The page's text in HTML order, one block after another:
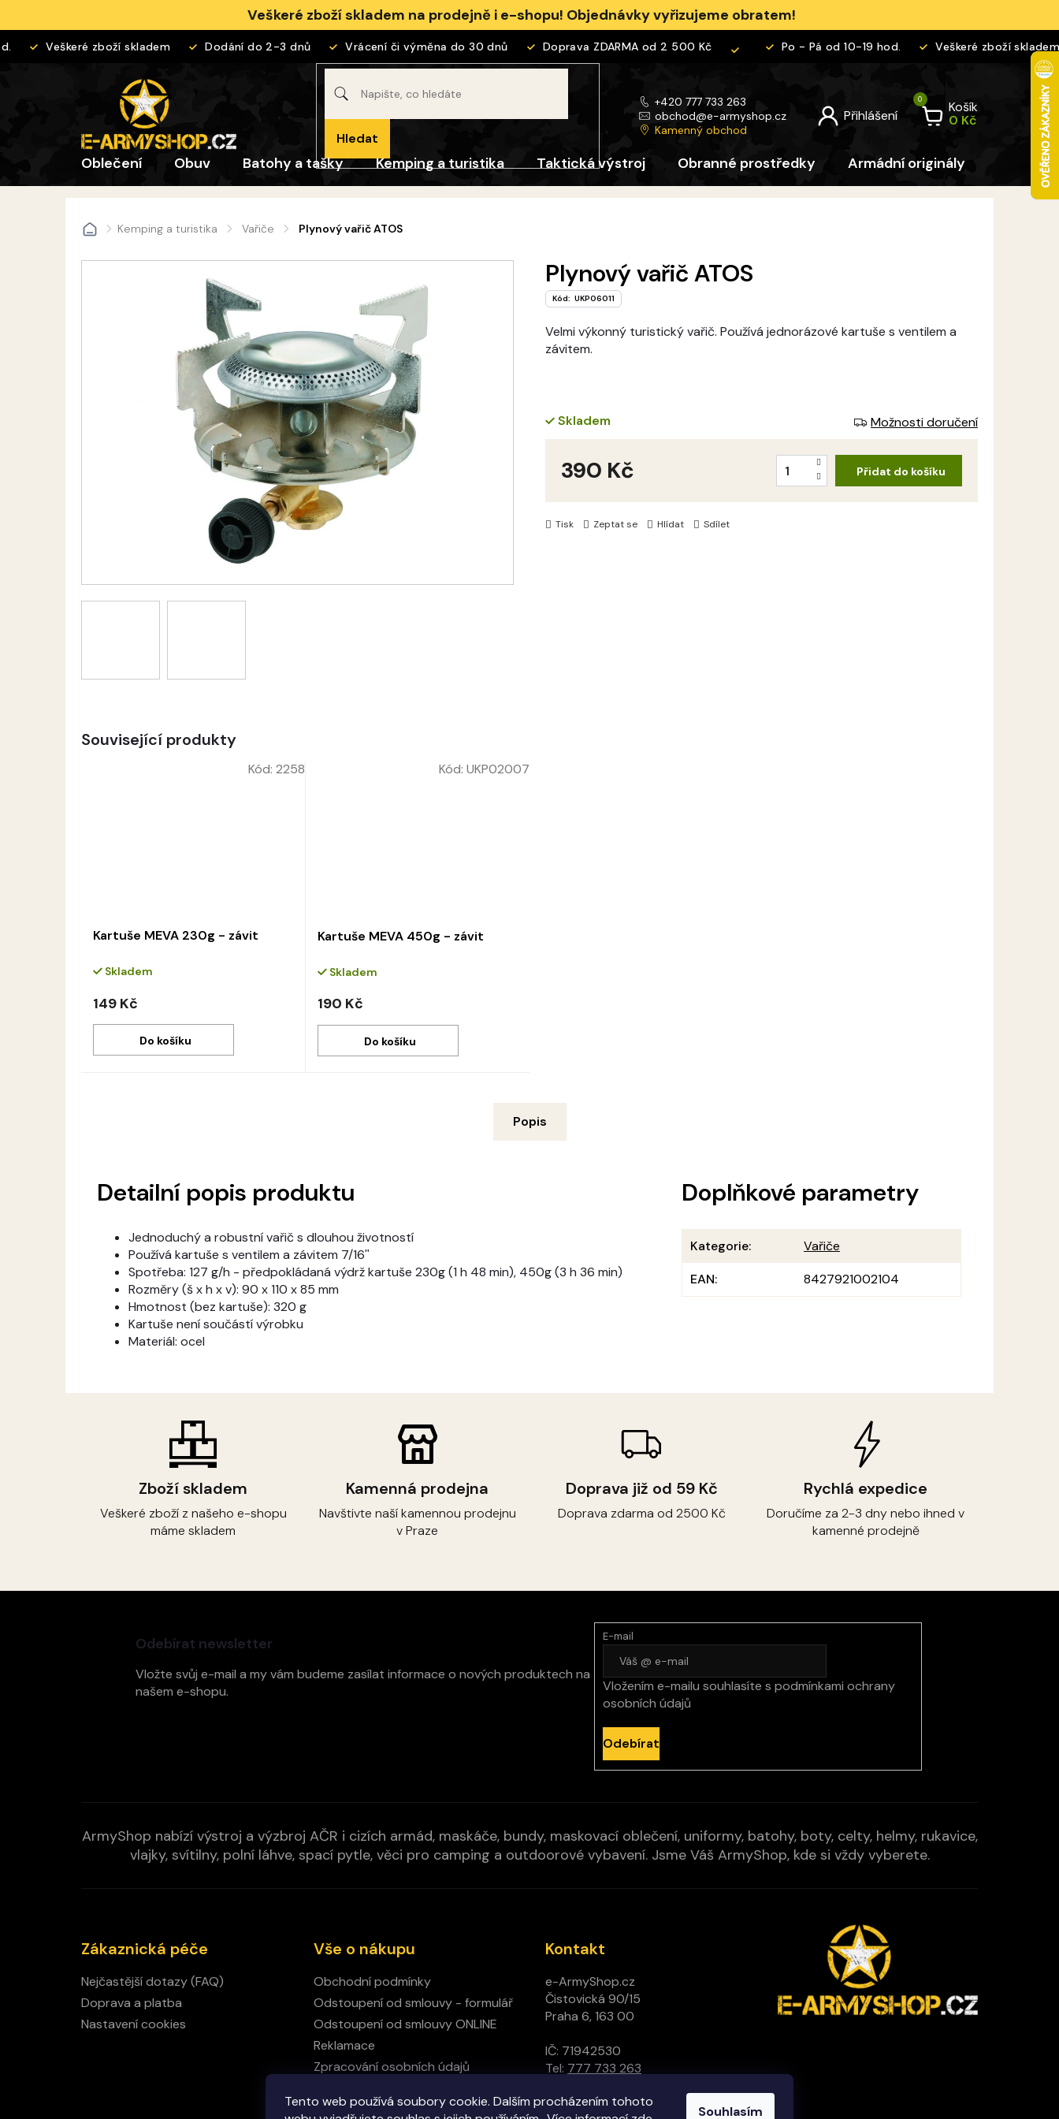
Tento web používá soubory cookie. Dalším procházením tohoto
Souhlasím
obsah
Veškeré zboží skladem na prodejně i e-shopu! Objednávky vyřizujeme obratem!
Veškeré zboží skladem Dodání do 2-3 dnů Vrácení či výměna do 30 dnů Doprava ZDARMA od 2 500 Kč Po - Pá od 10-19 hod. Veškeré zboží skladem
Hledat
+420 777 733 263
obchod@e-armyshop.cz
Kamenný obchod
Košík
Oblečení Obuv Batohy a tašky Kemping a turistika Taktická výstroj Obranné prostředky Armádní originály Pro děti
DomůKemping a turistika Vařiče Plynový vařič ATOS
Velmi výkonný turistický vařič. Používá jednorázové kartuše s ventilem a
závitem.
Tisk Zeptat se Hlídat Sdílet
Plynový vařič ATOS
Kód: UKP06011
Skladem Možnosti doručení
390 Kč Přidat do košíku
Zboží skladem
Veškeré zboží z našeho e-shopu
máme skladem
Kamenná prodejna
Navštivte naší kamennou prodejnu
v Praze
Doprava již od 59 Kč
Doprava zdarma od 2500 Kč
Rychlá expedice
Doručíme za 2-3 dny nebo ihned v
kamenné prodejně
Související produkty
Kartuše MEVA 230g - závit
Skladem
149 Kč
Do košíku
Kód: 2258
Kartuše MEVA 450g - závit
Skladem
190 Kč
Do košíku
Kód: UKP02007
Popis
Detailní popis produktu
Jednoduchý a robustní vařič s dlouhou životností
Používá kartuše s ventilem a závitem 7/16ʺ
Spotřeba: 127 g/h - předpokládaná výdrž kartuše 230g (1 h 48 min), 450g (3 h 36 min)
Rozměry (š x h x v): 90 x 110 x 85 mm
Hmotnost (bez kartuše): 320 g
Kartuše není součástí výrobku
Materiál: ocel
Doplňkové parametry
Kategorie:
Vařiče
EAN: 8427921002104
Odebírat newsletter
Vložte svůj e-mail a my vám budeme zasílat informace o nových produktech na
našem e-shopu.
E-mail
Vložením e-mailu souhlasíte s podmínkami ochrany
osobních údajů
Odebírat
ArmyShop nabízí výstroj a výzbroj AČR i cizích armád, maskáče, bundy, maskovací oblečení, uniformy, batohy, boty, celty, helmy, rukavice,
vlajky, svítilny, polní láhve, spací pytle, věci pro camping a outdoorové vybavení. Jsme Váš ArmyShop, kde si vždy vyberete.
Zákaznická péče
Nejčastější dotazy (FAQ)
Doprava a platba
Nastavení cookies
Vše o nákupu
Obchodní podmínky
Odstoupení od smlouvy - formulář
Odstoupení od smlouvy ONLINE
Reklamace
Zpracování osobních údajů
Kontakt
Kontakt
e-ArmyShop.cz
Čistovická 90/15
Praha 6, 163 00
IČ: 71942530
Tel: 777 733 263